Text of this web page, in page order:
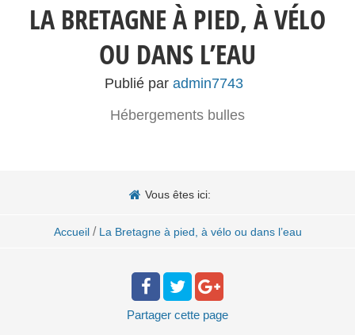
LA BRETAGNE À PIED, À VÉLO
OU DANS L’EAU
Publié par admin7743
Hébergements bulles
Vous êtes ici:
Accueil / La Bretagne à pied, à vélo ou dans l’eau
Partager cette page